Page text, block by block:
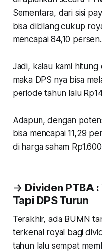
Sementara, dari sisi
bisa dibilang cukup
mencapai 84,10 persen.
Jadi, kalau kami hitung
maka DPS nya bisa
periode tahun lalu
Adapun, dengan
bisa mencapai 11,29
di harga saham
→ Dividen PTBA
Tapi DPS Turun
Terakhir, ada BUMN
terkenal royal bagi
tahun lalu sempat